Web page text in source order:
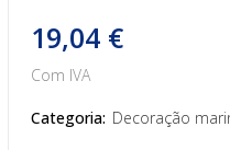
19,04 €
Com IVA
Categoria: Decoração